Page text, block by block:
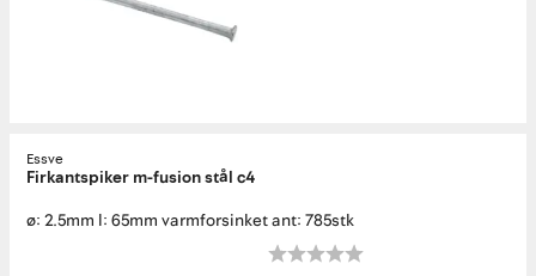
Essve
Firkantspiker m-fusion stål c4
ø: 2.5mm l: 65mm varmforsinket ant: 785stk